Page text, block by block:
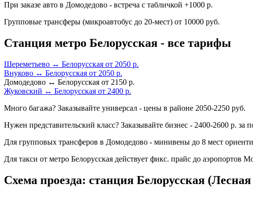
При заказе авто в Домодедово - встреча с табличкой +1000 р.
Групповые трансферы (микроавтобус до 20-мест) от 10000 руб.
Станция метро Белорусская - все тарифы
Шереметьево ↔ Белорусская от 2050 р.
Внуково ↔ Белорусская от 2050 р.
Домодедово ↔ Белорусская от 2150 р.
Жуковский ↔ Белорусская от 2400 р.
Много багажа? Заказывайте универсал - цены в районе 2050-2250 руб.
Нужен представительский класс? Заказывайте бизнес - 2400-2600 р. за
Для групповых трансферов в Домодедово - минивены до 8 мест
Для такси от метро Белорусская действует фикс. прайс до аэропортов
Схема проезда: станция Белорусская